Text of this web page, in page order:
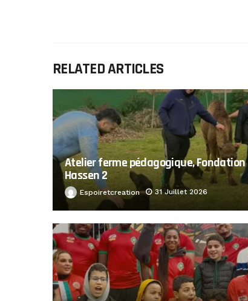
RELATED ARTICLES
Atelier ferme pédagogique, Fondation
Hassen 2
Espoiretcreation 31 Juillet 2026